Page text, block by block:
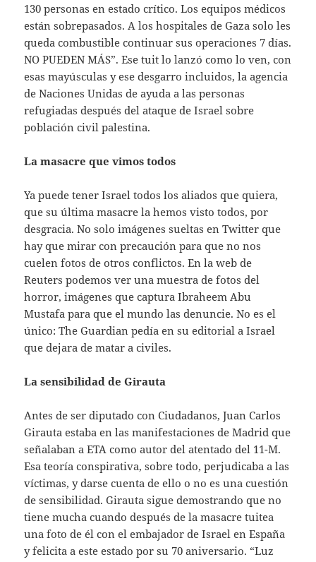
130 personas en estado crítico. Los equipos médicos
están sobrepasados. A los hospitales de Gaza solo les
queda combustible continuar sus operaciones 7 días.
NO PUEDEN MÁS”. Ese tuit lo lanzó como lo ven, con
esas mayúsculas y ese desgarro incluidos, la agencia
de Naciones Unidas de ayuda a las personas
refugiadas después del ataque de Israel sobre
población civil palestina.
La masacre que vimos todos
Ya puede tener Israel todos los aliados que quiera,
que su última masacre la hemos visto todos, por
desgracia. No solo imágenes sueltas en Twitter que
hay que mirar con precaución para que no nos
cuelen fotos de otros conflictos. En la web de
Reuters podemos ver una muestra de fotos del
horror, imágenes que captura Ibraheem Abu
Mustafa para que el mundo las denuncie. No es el
único: The Guardian pedía en su editorial a Israel
que dejara de matar a civiles.
La sensibilidad de Girauta
Antes de ser diputado con Ciudadanos, Juan Carlos
Girauta estaba en las manifestaciones de Madrid que
señalaban a ETA como autor del atentado del 11-M.
Esa teoría conspirativa, sobre todo, perjudicaba a las
víctimas, y darse cuenta de ello o no es una cuestión
de sensibilidad. Girauta sigue demostrando que no
tiene mucha cuando después de la masacre tuitea
una foto de él con el embajador de Israel en España
y felicita a este estado por su 70 aniversario. “Luz